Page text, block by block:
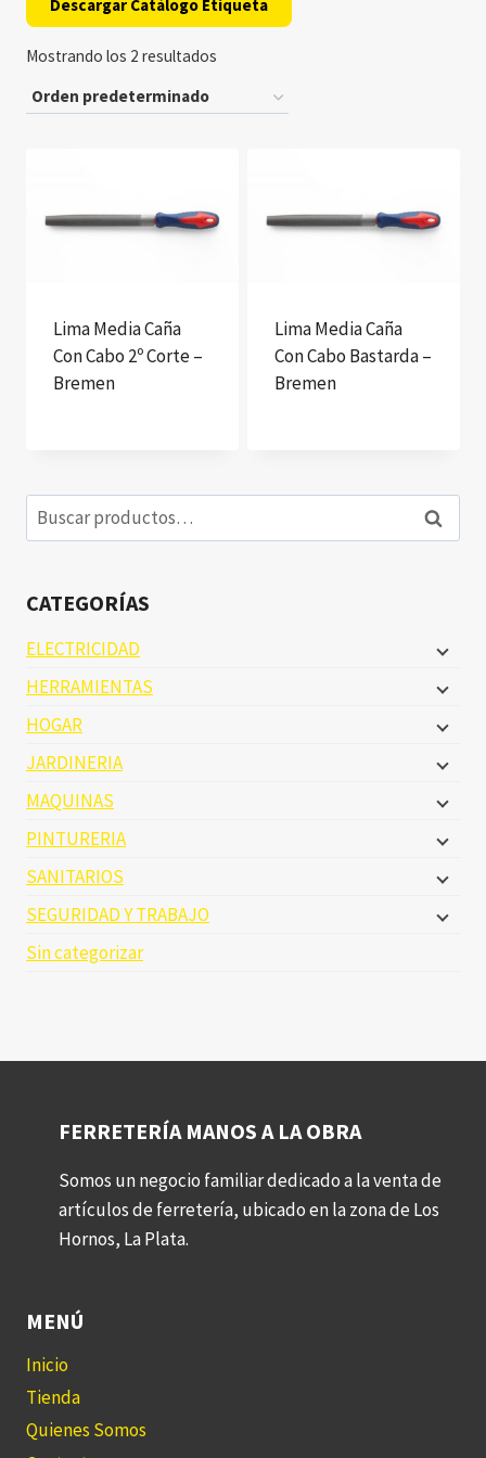
Descargar Catálogo Etiqueta
Mostrando los 2 resultados
Lima Media Caña
Con Cabo 2º Corte –
Bremen
Lima Media Caña
Con Cabo Bastarda –
Bremen
Buscar
por:
Buscar
CATEGORÍAS
ELECTRICIDAD
HERRAMIENTAS
HOGAR
JARDINERIA
MAQUINAS
PINTURERIA
SANITARIOS
SEGURIDAD Y TRABAJO
Sin categorizar
FERRETERÍA MANOS A LA OBRA
Somos un negocio familiar dedicado a la venta de
artículos de ferretería, ubicado en la zona de Los
Hornos, La Plata.
MENÚ
Inicio
Tienda
Quienes Somos